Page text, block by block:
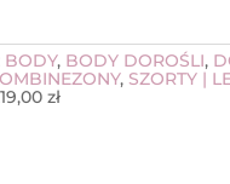
BODY, BODY DOROŚLI,
, SZORTY |
zł